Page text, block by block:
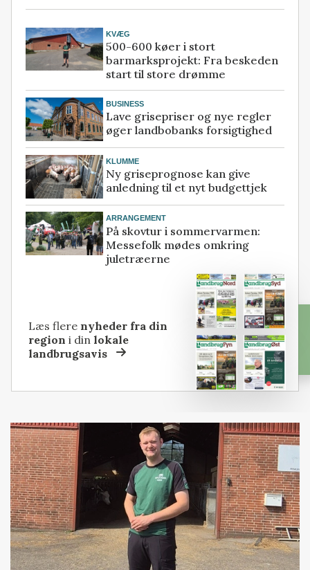
KVÆG
500-600 køer i stort
barmarksprojekt: Fra beskeden
start til store drømme
BUSINESS
Lave grisepriser og nye regler
øger landbobanks forsigtighed
KLUMME
Ny griseprognose kan give
anledning til et nyt budgettjek
ARRANGEMENT
På skovtur i sommervarmen:
Messefolk mødes omkring
juletræerne
Læs flere nyheder fra din
region i dinlokale
landbrugsavis